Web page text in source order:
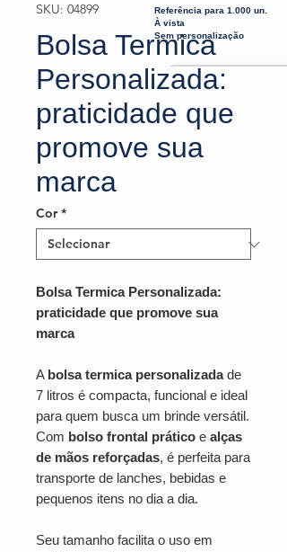
SKU: 04899
Bolsa Termica
Personalizada:
praticidade que
promove sua
marca
Cor *
Bolsa Termica Personalizada:
praticidade que promove sua
marca
A bolsa termica personalizadade
7 litros é compacta, funcional e ideal
para quem busca um brinde versátil.
Com bolso frontal prático e alças
de mãos reforçadas, é perfeita para
transporte de lanches, bebidas e
pequenos itens no dia a dia.
Seu tamanho facilita o uso em
Referência para 1.000 un.
À vista
Sem personalização